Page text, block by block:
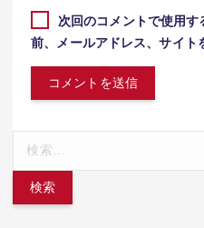
次回のコメントで使用
前、メールアドレス、サイト